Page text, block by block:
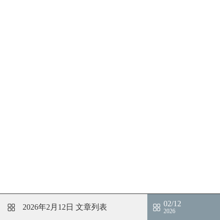
2026年2月12日 文章列表 02/12
2026